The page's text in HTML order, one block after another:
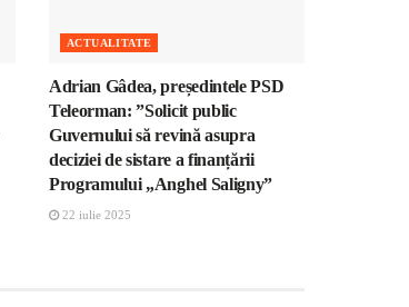
ACTUALITATE
Adrian Gâdea, președintele PSD
Teleorman: ”Solicit public
Guvernului să revină asupra
deciziei de sistare a finanțării
Programului „Anghel Saligny”
22 iulie 2025